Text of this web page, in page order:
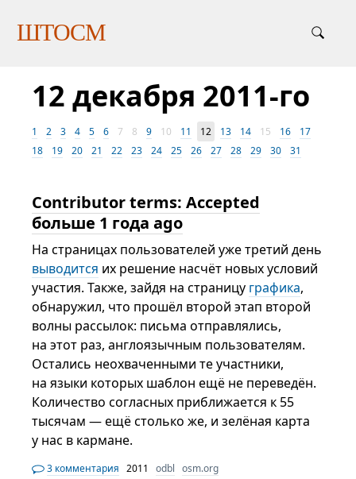
ШТОСМ
12 декабря 2011-го
1 2 3 4 5 6 7 8 9 10 11 12 13 14 15 16
17
18
19 20 21 22 23 24 25 26 27 28 29 30 31
Contributor terms: Accepted
больше 1 года ago
На страницах пользователей уже третий день
выводится их решение насчёт новых условий
участия. Также, зайдя на страницу графика,
обнаружил, что прошёл второй этап второй
волны рассылок: письма отправлялись,
на этот раз, англоязычным пользователям.
Остались неохваченными те участники,
на языки которых шаблон ещё не переведён.
Количество согласных приближается к 55
тысячам — ещё столько же, и зелёная карта
у нас в кармане.
3 комментария 2011 odbl osm.org